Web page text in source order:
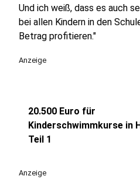
Und ich weiß, dass es auch
bei allen Kindern in den
Betrag profitieren."
Anzeige
20.500 Euro für
Kinderschwimmkurse in
Teil 1
Anzeige